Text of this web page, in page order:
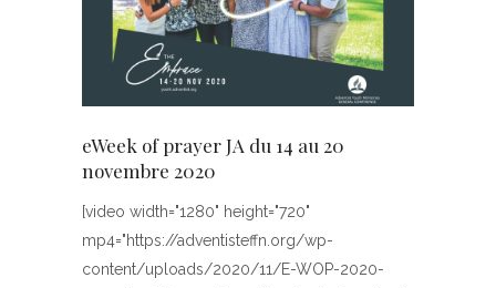
eWeek of prayer JA du 14 au 20
novembre 2020
[video width="1280" height="720"
mp4="https://adventisteffn.org/wp-
content/uploads/2020/11/E-WOP-2020-